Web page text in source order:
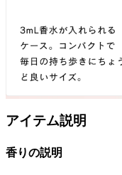
アイテム説明
香りの説明